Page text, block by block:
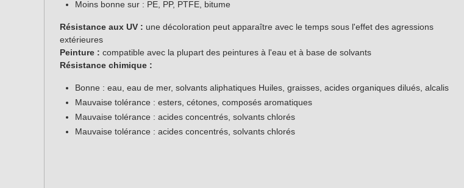
Moins bonne sur : PE, PP, PTFE, bitume
Résistance aux UV : une décoloration peut apparaître avec le temps sous l'effet des agressions
extérieures
Peinture : compatible avec la plupart des peintures à l'eau et à base de solvants
Résistance chimique :
Bonne : eau, eau de mer, solvants aliphatiques Huiles, graisses, acides organiques dilués, alcalis
Mauvaise tolérance : esters, cétones, composés aromatiques
Mauvaise tolérance : acides concentrés, solvants chlorés
Mauvaise tolérance : acides concentrés, solvants chlorés